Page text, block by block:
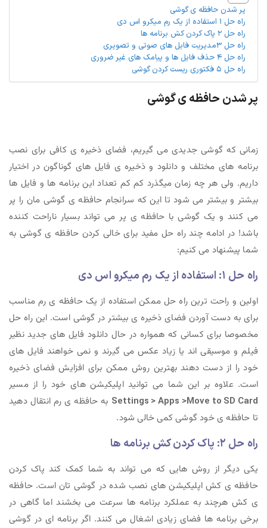
پر شدن حافظه ی گوشی
راه حل ۱ استفاده از یک رم میکرو اس دی
راه حل ۲ پاک کردن کش برنامه ها
راه حل ۳مدیریت فایل های صوتی و تصویری
راه حل ۴ حذف فایل ها و پیامک های غیر ضروری
راه حل ۵ فکتوری ریست کردن گوشی
پر شدن حافظه ی گوشی
زمانی که گوشی جدیدی می گیریم، فضای ذخیره ی کافی برای نصب
برنامه های مختلف و دانلود و ذخیره ی فایل های گوناگون در اختیار
داریم. ولی هر چه زمان میگذرد کم کم تعداد این برنامه ها و فایل ها
بیشتر و بیشتر می شود تا این که سرانجام حافظه ی گوشی مان را پر
می کنند و یک گوشی با حافظه ی پر می تواند بسیار ناراحت کننده
باشد! در ادامه چند راه حل مفید برای خالی کردن حافظه ی گوشی به
شما پیشنهاد می کنیم:
راه حل ۱: استفاده از یک رم میکرو اس دی
اولین و راحت ترین راه حل ممکن استفاده از یک حافظه ی رم مناسب
برای به دست آوردن فضای ذخیره ی بیشتر در گوشی است. این راه حل
مخصوصا برای کسانی که همواره در حال دانلود فایل های جدید نظیر
فیلم و موسیقی اند یا زیاد عکس می گیرند و نمی خواهند فایل های
خود را از دست دهند بهترین روش ممکن برای افزایش فضای ذخیره
است. علاوه بر این شما می توانید اپلیکیشن های خود را از مسیر
Settings > Apps >Move to SD Card به حافظه ی رم انتقال دهید
تا حافظه ی خود گوشی کمی خالی شود.
راه حل ۲: پاک کردن کش برنامه ها
یکی دیگر از روش هایی که می تواند به شما کمک کند پاک کردن
حافظه ی کش اپلیکیشن های نصب شده در گوشی تان است. حافظه
ی کش هرچند به عملکرد برنامه ها سرعت می بخشند اما گاهی در
برخی برنامه ها فضای زیادی اشغال می کنند. اگر برنامه ای در گوشی